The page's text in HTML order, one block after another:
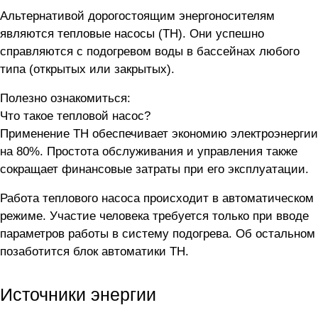
Альтернативой дорогостоящим энергоносителям
являются тепловые насосы (ТН). Они успешно
справляются с подогревом воды в бассейнах любого
типа (открытых или закрытых).
Полезно ознакомиться:
Что такое тепловой насос?
Применение ТН обеспечивает экономию электроэнергии
на 80%. Простота обслуживания и управления также
сокращает финансовые затраты при его эксплуатации.
Работа теплового насоса происходит в автоматическом
режиме. Участие человека требуется только при вводе
параметров работы в систему подогрева. Об остальном
позаботится блок автоматики ТН.
Источники энергии